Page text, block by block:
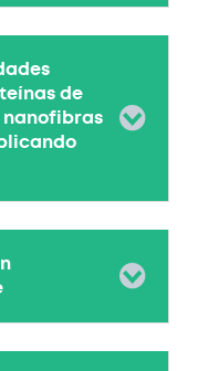
de
nanofibras